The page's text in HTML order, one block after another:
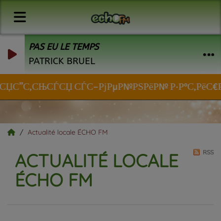
PAS EU LE TEMPS
PATRICK BRUEL
СЃС–РјРµР№РЅРёР№
Actualité locale ÉCHO FM
ACTUALITÉ LOCALE
ÉCHO FM
RSS